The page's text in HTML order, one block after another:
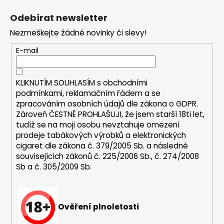
Odebírat newsletter
Nezmeškejte žádné novinky či slevy!
E-mail
KLIKNUTÍM SOUHLASÍM s obchodními
podmínkami,reklamačním řádem a se
zpracováním osobních údajů dle zákona oGDPR.
Zároveň ČESTNĚ PROHLAŠUJI, že jsem starší 18ti let,
tudíž se na moji osobu nevztahuje omezení
prodeje tabákových výrobků a elektronických
cigaret dle zákona č. 379/2005 Sb. a následně
souvisejících zákonů č. 225/2006 Sb., č. 274/2008
Sb a č. 305/2009 Sb.
Ověření plnoletosti